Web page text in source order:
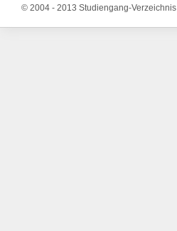
© 2004 - 2013 Studiengang-Verzeichnis